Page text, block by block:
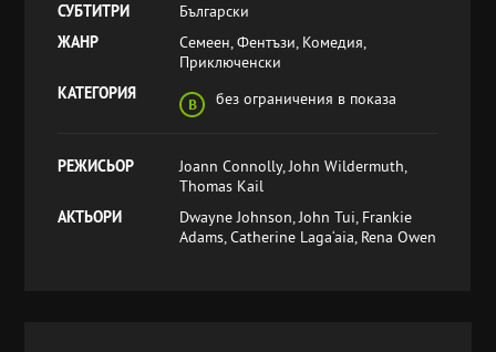
СУБТИТРИ
Български
ЖАНР
Семеен, Фентъзи, Комедия,
Приключенски
КАТЕГОРИЯ
без ограничения в показа
РЕЖИСЬОР
Joann Connolly, John Wildermuth,
Thomas Kail
АКТЬОРИ
Dwayne Johnson, John Tui, Frankie
Adams, Catherine Laga‘aia, Rena Owen